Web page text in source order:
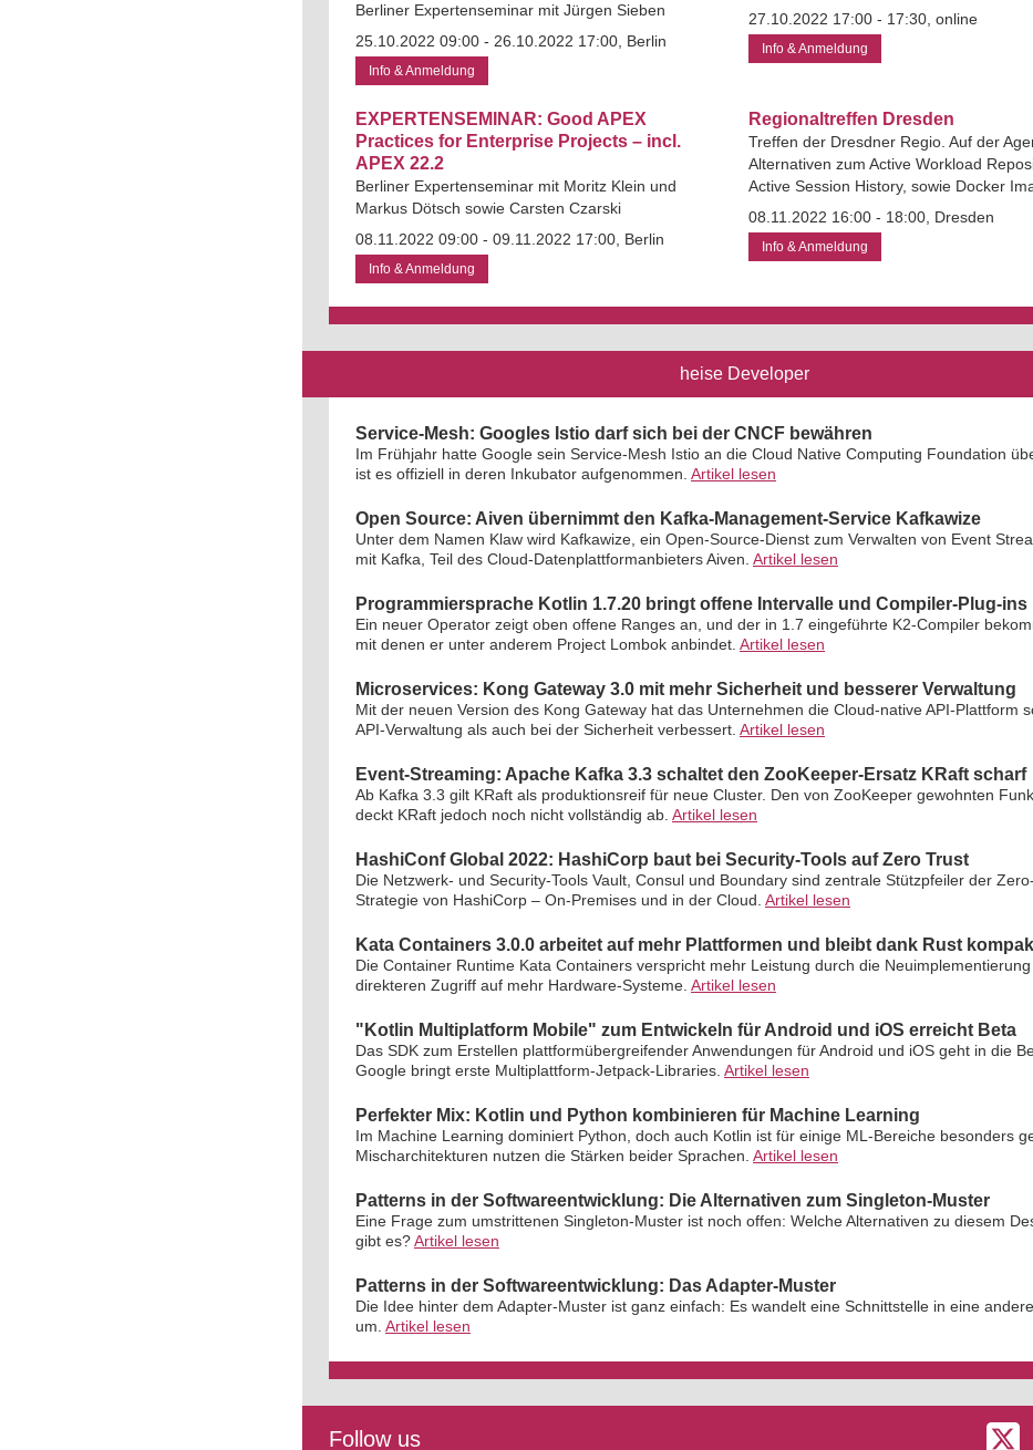
Berliner Expertenseminar mit Jürgen Sieben
25.10.2022 09:00 - 26.10.2022 17:00, Berlin
Info & Anmeldung
27.10.2022 17:00 - 17:30, online
Info & Anmeldung
EXPERTENSEMINAR: Good APEX
Practices for Enterprise Projects – incl.
APEX 22.2
Berliner Expertenseminar mit Moritz Klein und
Markus Dötsch sowie Carsten Czarski
08.11.2022 09:00 - 09.11.2022 17:00, Berlin
Info & Anmeldung
Regionaltreffen Dresden
Treffen der Dresdner Regio. Auf der
Alternativen zum Active Workload
Active Session History, sowie Docker
08.11.2022 16:00 - 18:00, Dresden
Info & Anmeldung
heise Developer
Service-Mesh: Googles Istio darf sich bei der CNCF bewähren
Im Frühjahr hatte Google sein Service-Mesh Istio an die Cloud Native Computing Foundation
ist es offiziell in deren Inkubator aufgenommen. Artikel lesen
Open Source: Aiven übernimmt den Kafka-Management-Service Kafkawize
Unter dem Namen Klaw wird Kafkawize, ein Open-Source-Dienst zum Verwalten von Event
mit Kafka, Teil des Cloud-Datenplattformanbieters Aiven. Artikel lesen
Programmiersprache Kotlin 1.7.20 bringt offene Intervalle und Compiler-Plug-ins
Ein neuer Operator zeigt oben offene Ranges an, und der in 1.7 eingeführte K2-Compiler
mit denen er unter anderem Project Lombok anbindet. Artikel lesen
Microservices: Kong Gateway 3.0 mit mehr Sicherheit und besserer Verwaltung
Mit der neuen Version des Kong Gateway hat das Unternehmen die Cloud-native API-Plattform
API-Verwaltung als auch bei der Sicherheit verbessert. Artikel lesen
Event-Streaming: Apache Kafka 3.3 schaltet den ZooKeeper-Ersatz KRaft scharf
Ab Kafka 3.3 gilt KRaft als produktionsreif für neue Cluster. Den von ZooKeeper gewohnten
deckt KRaft jedoch noch nicht vollständig ab. Artikel lesen
HashiConf Global 2022: HashiCorp baut bei Security-Tools auf Zero Trust
Die Netzwerk- und Security-Tools Vault, Consul und Boundary sind zentrale Stützpfeiler der
Strategie von HashiCorp – On-Premises und in der Cloud. Artikel lesen
Kata Containers 3.0.0 arbeitet auf mehr Plattformen und bleibt dank Rust
Die Container Runtime Kata Containers verspricht mehr Leistung durch die
direkteren Zugriff auf mehr Hardware-Systeme. Artikel lesen
"Kotlin Multiplatform Mobile" zum Entwickeln für Android und iOS erreicht Beta
Das SDK zum Erstellen plattformübergreifender Anwendungen für Android und iOS geht in die
Google bringt erste Multiplattform-Jetpack-Libraries. Artikel lesen
Perfekter Mix: Kotlin und Python kombinieren für Machine Learning
Im Machine Learning dominiert Python, doch auch Kotlin ist für einige ML-Bereiche besonders
Mischarchitekturen nutzen die Stärken beider Sprachen. Artikel lesen
Patterns in der Softwareentwicklung: Die Alternativen zum Singleton-Muster
Eine Frage zum umstrittenen Singleton-Muster ist noch offen: Welche Alternativen zu diesem
gibt es?Artikel lesen
Patterns in der Softwareentwicklung: Das Adapter-Muster
Die Idee hinter dem Adapter-Muster ist ganz einfach: Es wandelt eine Schnittstelle in eine
um. Artikel lesen
Follow us